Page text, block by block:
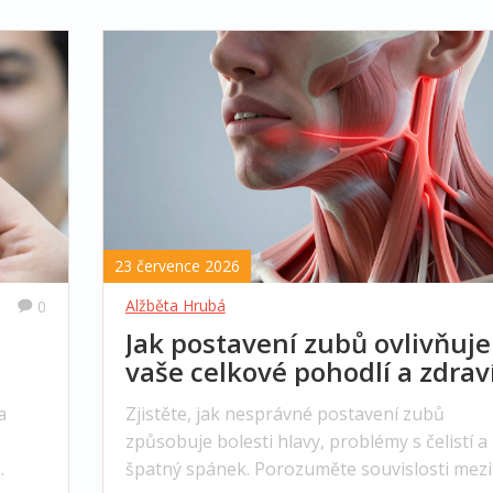
0
23 července 2026
Alžběta Hrubá
Jak postavení zubů ovlivňuje
vaše celkové pohodlí a
Zjistěte, jak nesprávné postavení zubů
způsobuje bolesti hlavy, problémy s čelistí a
špatný spánek. Porozuměte souvislosti mezi